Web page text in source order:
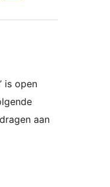
is open
aan